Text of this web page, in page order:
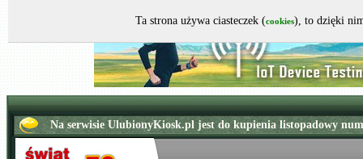
Ta strona używa ciasteczek (cookies), to dzięki